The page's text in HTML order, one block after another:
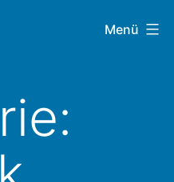
Menü